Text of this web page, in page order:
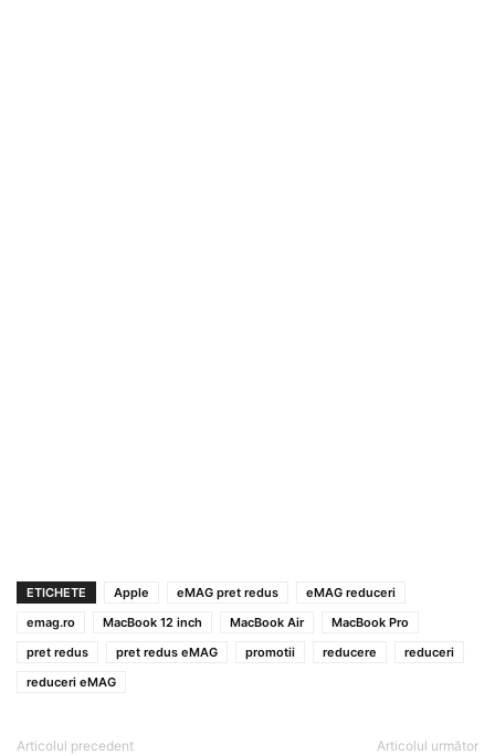
ETICHETE Apple eMAG pret redus
eMAG reduceri
emag.ro
MacBook 12 inch MacBook Air
MacBook Pro
pret redus
pret redus eMAG promotii reducere
reduceri
reduceri eMAG
Articolul precedent Articolul următor